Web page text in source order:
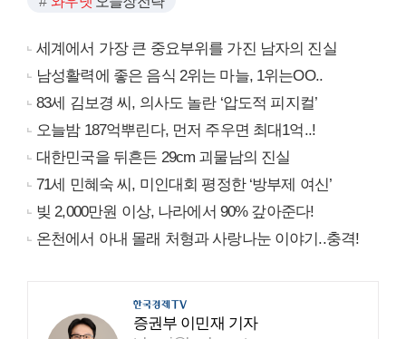
세계에서 가장 큰 중요부위를 가진 남자의 진실
남성활력에 좋은 음식 2위는 마늘, 1위는OO..
83세 김보경 씨, 의사도 놀란 ‘압도적 피지컬’
오늘밤 187억뿌린다, 먼저 주우면 최대1억..!
대한민국을 뒤흔든 29cm 괴물남의 진실
71세 민혜숙 씨, 미인대회 평정한 ‘방부제 여신’
빚 2,000만원 이상, 나라에서 90% 갚아준다!
온천에서 아내 몰래 처형과 사랑나눈 이야기..충격!
증권부 이민재 기자